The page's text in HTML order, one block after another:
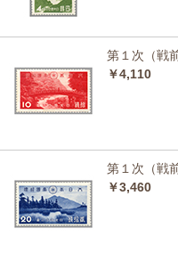
第１次（戦
￥4,110
第１次（戦
￥3,460